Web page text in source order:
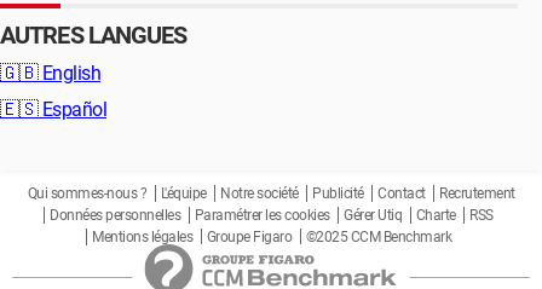
AUTRES LANGUES
🇬🇧 English
🇪🇸 Español
Qui sommes-nous ? L'équipe Notre société Publicité Contact
Recrutement
Données personnelles
Paramétrer les cookies Gérer Utiq Charte
RSS
Mentions légales
Groupe Figaro ©2025 CCM Benchmark